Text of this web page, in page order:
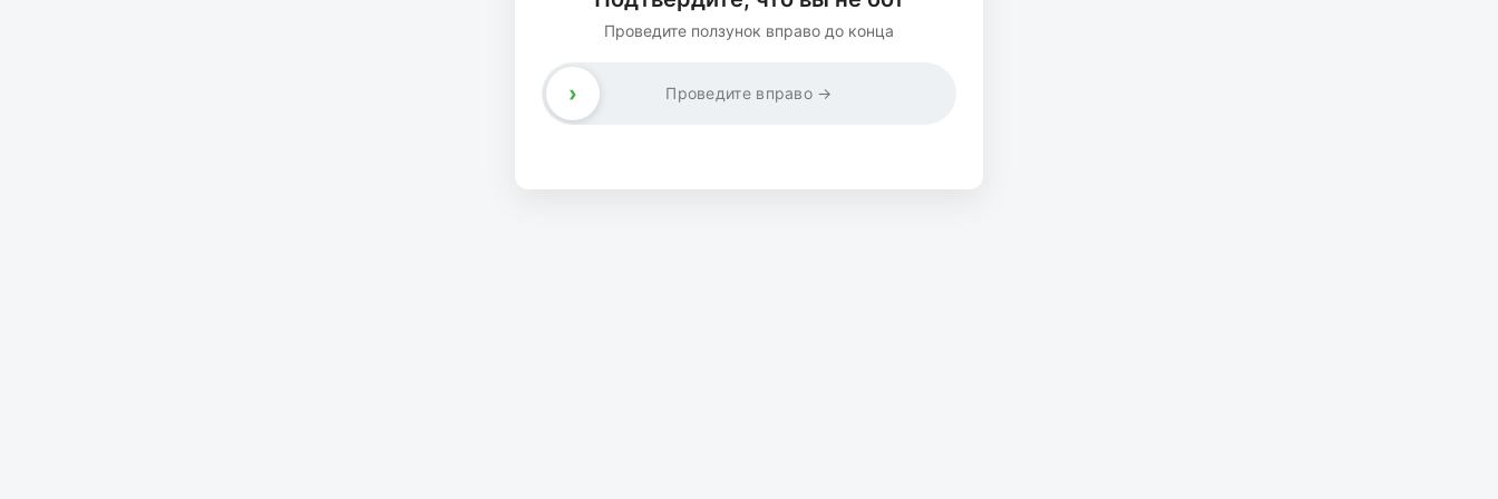
Проведите ползунок вправо до конца
Проведите вправо →
›